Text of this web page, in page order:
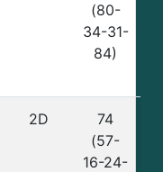
(80-
34-31-
84)
2D
74
(57-
16-24-